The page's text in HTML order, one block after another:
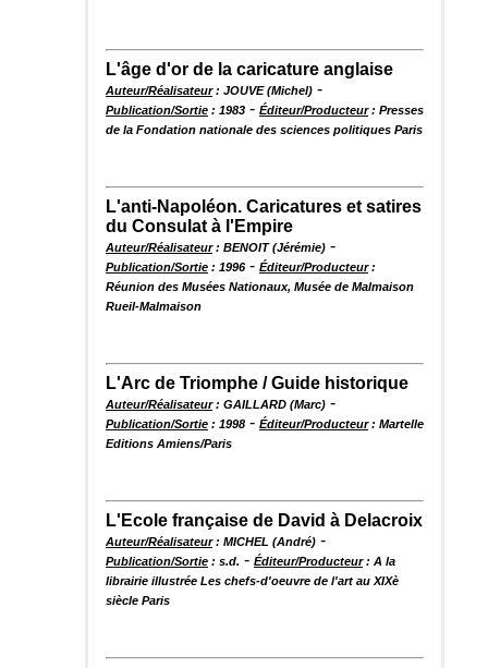
L'âge d'or de la caricature anglaise
Auteur/Réalisateur: JOUVE (Michel) -
Publication/Sortie : 1983 - Éditeur/Producteur: Presses
de la Fondation nationale des sciences politiques Paris
L'anti-Napoléon. Caricatures et satires
du Consulat à l'Empire
Auteur/Réalisateur: BENOIT (Jérémie) -
Publication/Sortie : 1996 - Éditeur/Producteur:
Réunion des Musées Nationaux, Musée de Malmaison
Rueil-Malmaison
L'Arc de Triomphe / Guide historique
Auteur/Réalisateur: GAILLARD (Marc) -
Publication/Sortie : 1998 - Éditeur/Producteur: Martelle
Editions Amiens/Paris
L'Ecole française de David à Delacroix
Auteur/Réalisateur: MICHEL (André) -
Publication/Sortie : s.d. - Éditeur/Producteur: A la
librairie illustrée Les chefs-d'oeuvre de l'art au XIXè
siècle Paris